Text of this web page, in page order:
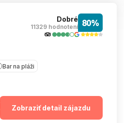
Dobré
11329 hodnotení 80%
Bar na pláži
Zobraziť detail zájazdu